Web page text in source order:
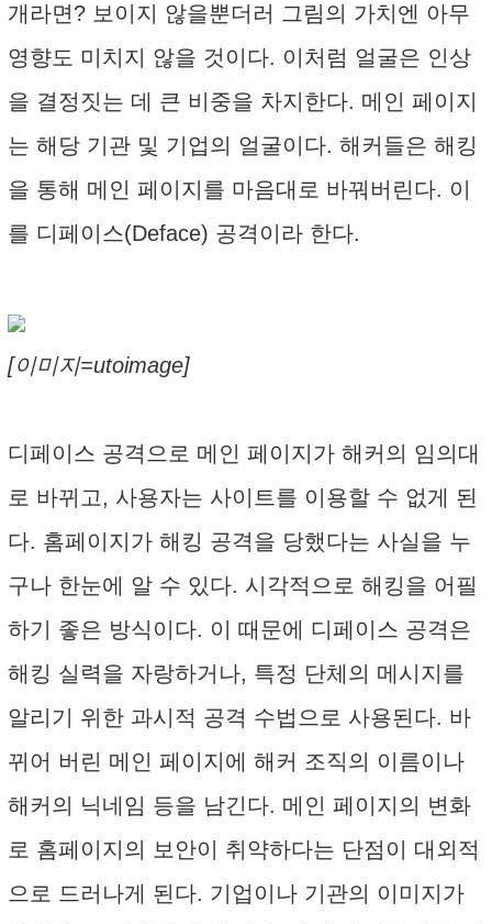
개라면? 보이지 않을뿐더러 그림의 가치엔 아무
영향도 미치지 않을 것이다. 이처럼 얼굴은 인상
을 결정짓는 데 큰 비중을 차지한다. 메인 페이지
는 해당 기관 및 기업의 얼굴이다. 해커들은 해킹
을 통해 메인 페이지를 마음대로 바꿔버린다. 이
를 디페이스(Deface) 공격이라 한다.
[이미지=utoimage]
디페이스 공격으로 메인 페이지가 해커의 임의대
로 바뀌고, 사용자는 사이트를 이용할 수 없게 된
다. 홈페이지가 해킹 공격을 당했다는 사실을 누
구나 한눈에 알 수 있다. 시각적으로 해킹을 어필
하기 좋은 방식이다. 이 때문에 디페이스 공격은
해킹 실력을 자랑하거나, 특정 단체의 메시지를
알리기 위한 과시적 공격 수법으로 사용된다. 바
뀌어 버린 메인 페이지에 해커 조직의 이름이나
해커의 닉네임 등을 남긴다. 메인 페이지의 변화
로 홈페이지의 보안이 취약하다는 단점이 대외적
으로 드러나게 된다. 기업이나 기관의 이미지가